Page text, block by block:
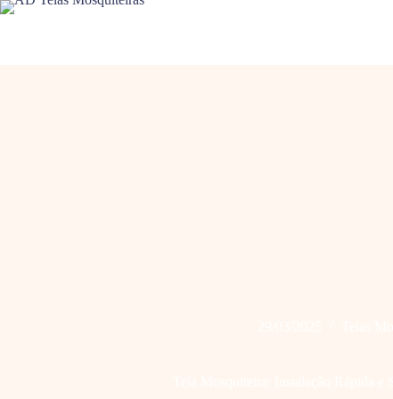
Pular